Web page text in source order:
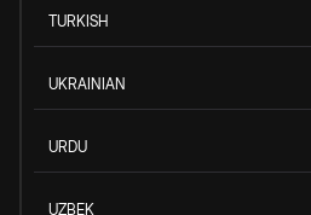
TURKISH
UKRAINIAN
URDU
UZBEK